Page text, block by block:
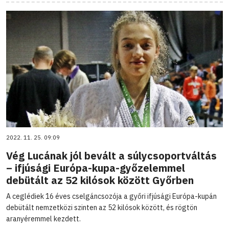
2022. 11. 25. 09:09
Vég Lucának jól bevált a súlycsoportváltás
– ifjúsági Európa-kupa-győzelemmel
debütált az 52 kilósok között Győrben
A ceglédiek 16 éves cselgáncsozója a győri ifjúsági Európa-kupán
debütált nemzetközi szinten az 52 kilósok között, és rögtön
aranyéremmel kezdett.